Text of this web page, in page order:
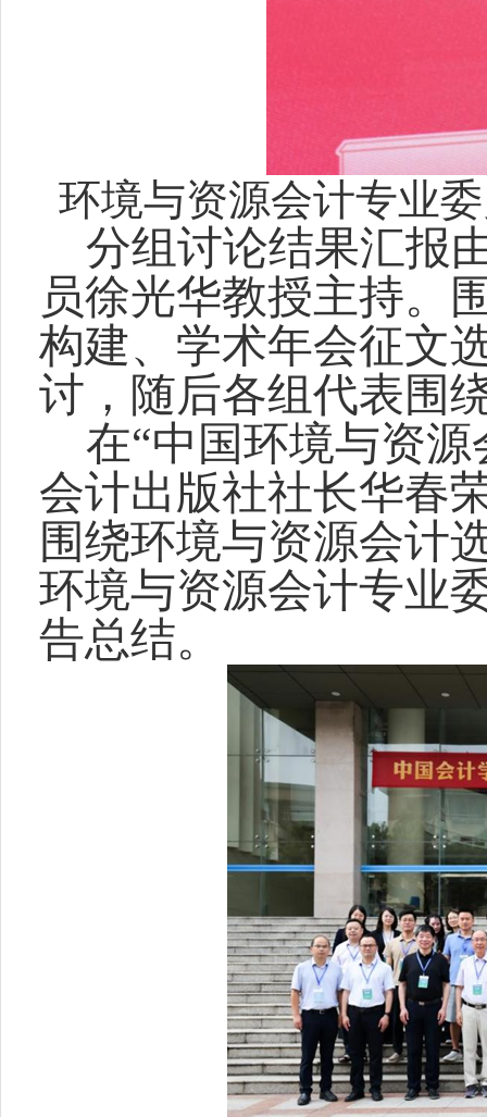
环境与资源会计专业
分组讨论结果汇报
员徐光华教授主持。
构建、学术年会征文
讨，随后各组代表围
在“中国环境与资
会计出版社社长华春
围绕环境与资源会计
环境与资源会计专业
告总结。